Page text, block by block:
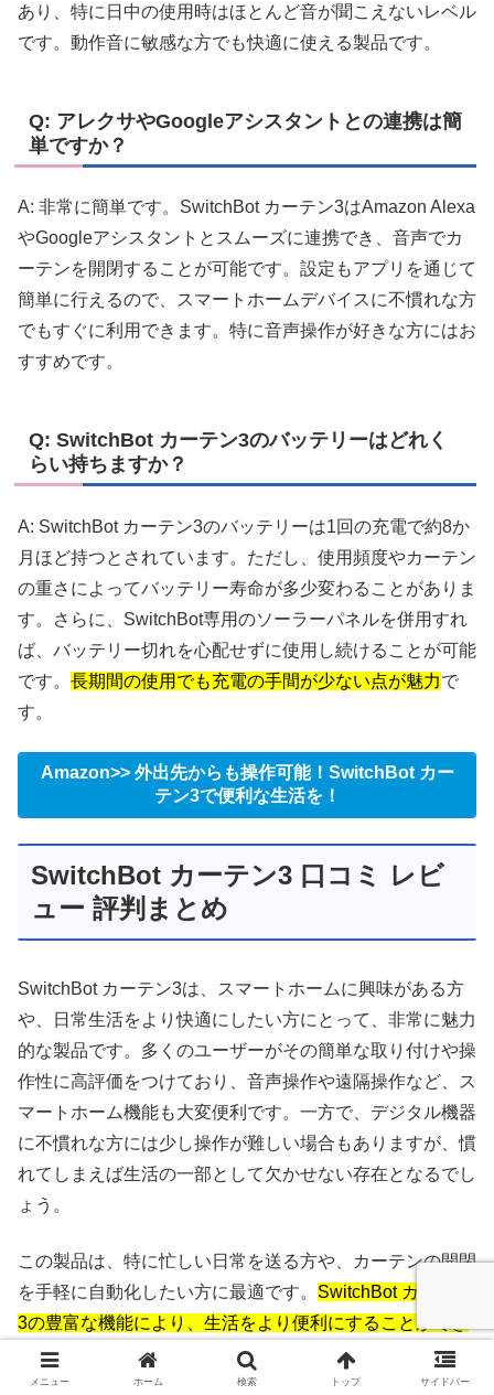
あり、特に日中の使用時はほとんど音が聞こえないレベル
です。動作音に敏感な方でも快適に使える製品です。
Q: アレクサやGoogleアシスタントとの連携は簡
単ですか？
A: 非常に簡単です。SwitchBot カーテン3はAmazon Alexa
やGoogleアシスタントとスムーズに連携でき、音声でカ
ーテンを開閉することが可能です。設定もアプリを通じて
簡単に行えるので、スマートホームデバイスに不慣れな方
でもすぐに利用できます。特に音声操作が好きな方にはお
すすめです。
Q: SwitchBot カーテン3のバッテリーはどれく
らい持ちますか？
A: SwitchBot カーテン3のバッテリーは1回の充電で約8か
月ほど持つとされています。ただし、使用頻度やカーテン
の重さによってバッテリー寿命が多少変わることがありま
す。さらに、SwitchBot専用のソーラーパネルを併用すれ
ば、バッテリー切れを心配せずに使用し続けることが可能
です。 長期間の使用でも充電の手間が少ない点が魅力で
す。
Amazon>> 外出先からも操作可能！SwitchBot カー
テン3で便利な生活を！
SwitchBot カーテン3 口コミ レビ
ュー 評判まとめ
SwitchBot カーテン3は、スマートホームに興味がある方
や、日常生活をより快適にしたい方にとって、非常に魅力
的な製品です。多くのユーザーがその簡単な取り付けや操
作性に高評価をつけており、音声操作や遠隔操作など、ス
マートホーム機能も大変便利です。一方で、デジタル機器
に不慣れな方には少し操作が難しい場合もありますが、慣
れてしまえば生活の一部として欠かせない存在となるでし
ょう。
この製品は、特に忙しい日常を送る方や、カーテンの開閉
を手軽に自動化したい方に最適です。 SwitchBot カーテン
3の豊富な機能により、生活をより便利にすることができ
ので、購入を検討する価値が十分にあります。
メニュー ホーム 検索 トップ サイドバー